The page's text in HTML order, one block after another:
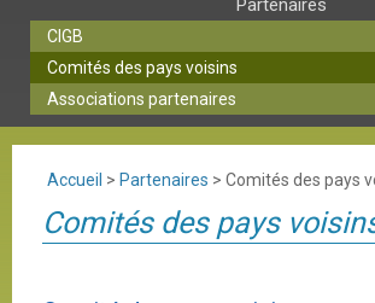
Partenaires
CIGB
Comités des pays voisins
Associations partenaires
Accueil > Partenaires > Comités des pays
Comités des pays